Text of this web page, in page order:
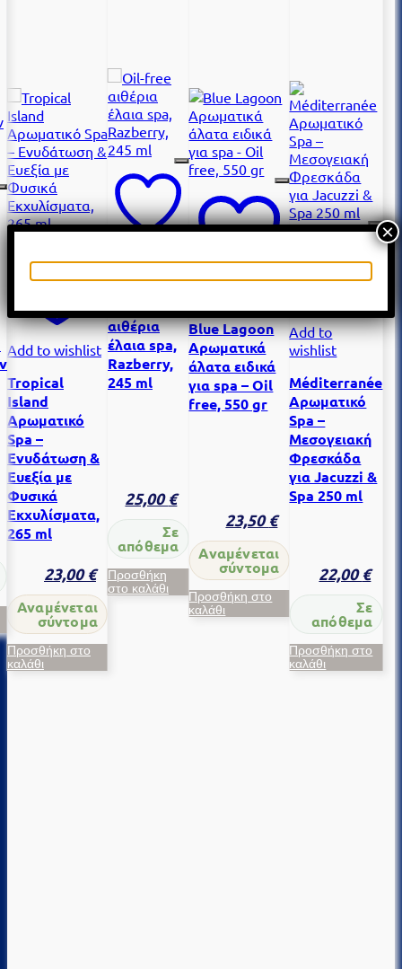
Add to wishlist
Tropical
Island
Αρωματικό
Spa –
Ενυδάτωση &
Ευεξία με
Φυσικά
Εκχυλίσματα,
265 ml
23,00€
Αναμένεται
σύντομα
Προσθήκη στο
καλάθι
Oil-free
αιθέρια
έλαια spa,
Razberry,
245 ml
25,00€
Σε
απόθεμα
Προσθήκη
στο καλάθι
Blue Lagoon
Αρωματικά
άλατα ειδικά
για spa – Oil
free, 550 gr
23,50€
Αναμένεται
σύντομα
Προσθήκη στο
καλάθι
Add to
wishlist
Méditerranée
Αρωματικό
Spa –
Μεσογειακή
Φρεσκάδα
για Jacuzzi &
Spa 250 ml
22,00€
Σε
απόθεμα
Προσθήκη στο
καλάθι
×